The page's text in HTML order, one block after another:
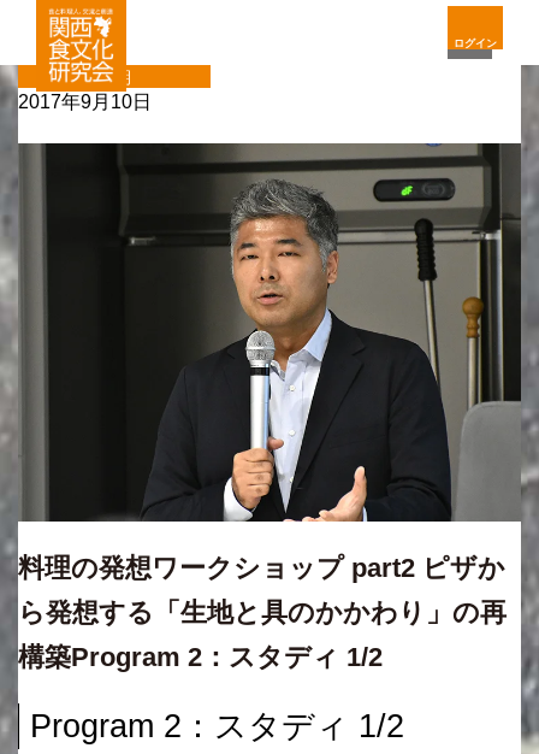
ログイン
定期
2017年9月10日
料理の発想ワークショップ part2 ピザか
ら発想する「生地と具のかかわり」の再
構築Program 2：スタディ 1/2
Program 2：スタディ 1/2